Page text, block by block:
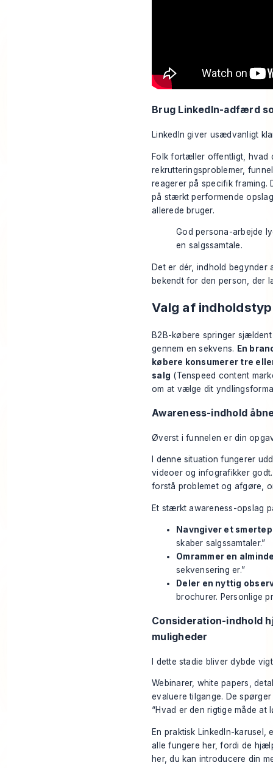
Brug LinkedIn-adfærd
LinkedIn giver usædvanligt
Folk fortæller offentligt, hvad
rekrutteringsproblemer,
reagerer på specifik framing.
på stærkt performende
allerede bruger.
God persona-arbejde
en salgssamtale.
Det er dér, indhold begynder
bekendt for den person, der
Valg af
B2B-købere springer
gennem en sekvens. En
købere konsumerer tre
salg (Tenspeed content
om at vælge dit
Awareness-indhold
Øverst i funnelen er din
I denne situation fungerer
videoer og infografikker
forstå problemet og afgøre,
Et stærkt awareness-opslag
Navngiver et
skaber salgssamtaler.”
Omrammer en
sekvensering er.”
Deler en nyttig
brochurer. Personlige
Consideration-indhold
muligheder
I dette stadie bliver dybde
Webinarer, white papers,
evaluere tilgange. De
“Hvad er den rigtige måde at
En praktisk LinkedIn-
alle fungere her, fordi de
her, du kan introducere din